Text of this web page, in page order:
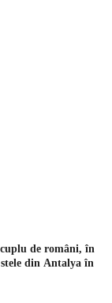
de români, în
din Antalya în